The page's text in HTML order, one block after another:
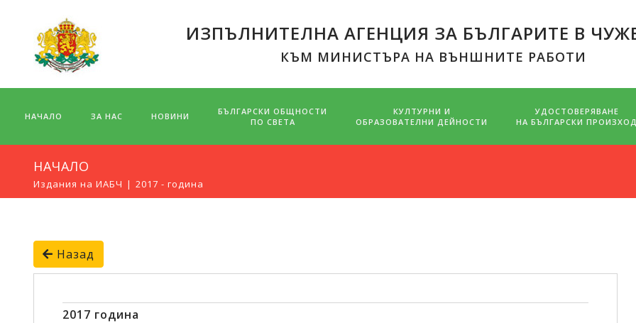
ИЗПЪЛНИТЕЛНА АГЕНЦИЯ ЗА БЪЛГАРИТЕ В
КЪМ МИНИСТЪРА НА ВЪНШНИТЕ РАБОТИ
НАЧАЛО ЗА НАС НОВИНИ
БЪЛГАРСКИ ОБЩНОСТИ
ПО СВЕТА
КУЛТУРНИ И
ОБРАЗОВАТЕЛНИ ДЕЙНОСТИ
УДОСТОВЕРЯВАНЕ
НА БЪЛГАРСКИ ПРОИЗХОД
НАЧАЛО
Издания на ИАБЧ 2017 - година
Назад
2017 година